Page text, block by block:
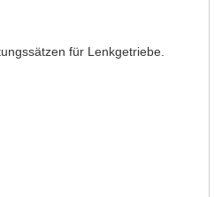
für Lenkgetriebe.